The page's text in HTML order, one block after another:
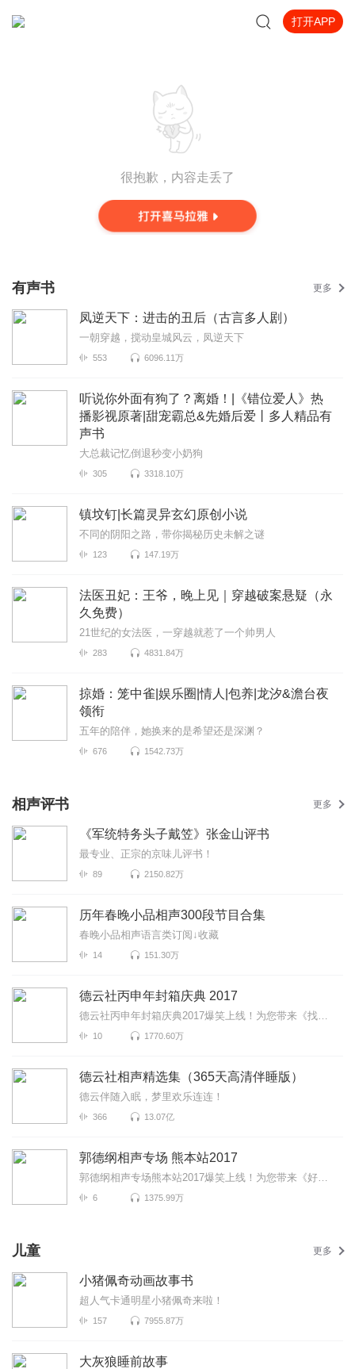
打开APP
很抱歉，内容走丢了
有声书 更多
凤逆天下：进击的丑后（古言多人剧）
一朝穿越，搅动皇城风云，凤逆天下
553 6096.11万
听说你外面有狗了？离婚！|《错位爱人》热
播影视原著|甜宠霸总&先婚后爱丨多人精品有
声书
大总裁记忆倒退秒变小奶狗
305 3318.10万
镇坟钉|长篇灵异玄幻原创小说
不同的阴阳之路，带你揭秘历史未解之谜
123 147.19万
法医丑妃：王爷，晚上见｜穿越破案悬疑（永
久免费）
21世纪的女法医，一穿越就惹了一个帅男人
283 4831.84万
掠婚：笼中雀|娱乐圈|情人|包养|龙汐&澹台夜
领衔
五年的陪伴，她换来的是希望还是深渊？
676 1542.73万
相声评书 更多
《军统特务头子戴笠》张金山评书
最专业、正宗的京味儿评书！
89 2150.82万
历年春晚小品相声300段节目合集
春晚小品相声语言类订阅↓收藏
14 151.30万
德云社丙申年封箱庆典 2017
德云社丙申年封箱庆典2017爆笑上线！为您带来《找搭档》《下象棋》《爱情往事》等高能相声！各种爆笑包...
10 1770.60万
德云社相声精选集（365天高清伴睡版）
德云伴随入眠，梦里欢乐连连！
366 13.07亿
郭德纲相声专场 熊本站2017
郭德纲相声专场熊本站2017爆笑上线！为您带来《好伦歌》《结巴论》《学外语》等高能相声！各种爆笑包袱...
6 1375.99万
儿童 更多
小猪佩奇动画故事书
超人气卡通明星小猪佩奇来啦！
157 7955.87万
大灰狼睡前故事